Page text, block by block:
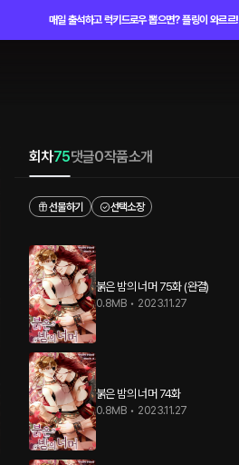
매일 출석하고 럭키드로우 뽑으면? 플링이 와르르!
회차75댓글0작품소개
선물하기 선택소장
붉은 밤의 너머 75화 (완결)
0.8MB • 2023.11.27
붉은 밤의 너머 74화
0.8MB • 2023.11.27